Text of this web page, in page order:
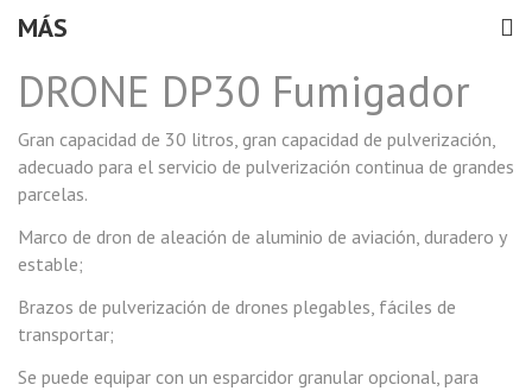
MÁS
DRONE DP30 Fumigador
Gran capacidad de 30 litros, gran capacidad de pulverización,
adecuado para el servicio de pulverización continua de grandes
parcelas.
Marco de dron de aleación de aluminio de aviación, duradero y
estable;
Brazos de pulverización de drones plegables, fáciles de
transportar;
Se puede equipar con un esparcidor granular opcional, para